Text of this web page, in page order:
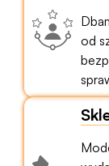
od